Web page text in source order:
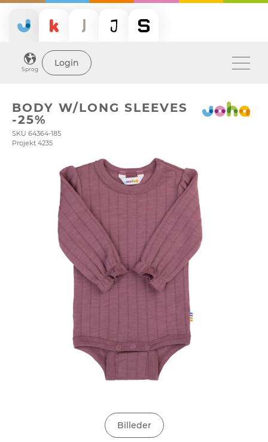
Sprog
Login
BODY W/LONG SLEEVES
-25%
SKU 64364-185
Projekt 4235
Billeder